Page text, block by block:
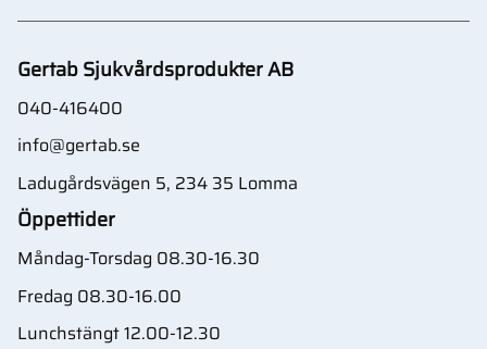
Gertab Sjukvårdsprodukter AB
040-416400
info@gertab.se
Ladugårdsvägen 5, 234 35 Lomma
Öppettider
Måndag-Torsdag 08.30-16.30
Fredag 08.30-16.00
Lunchstängt 12.00-12.30